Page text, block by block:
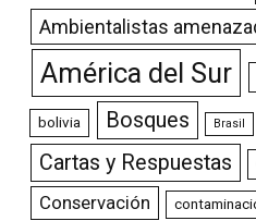
Ambientalistas
América del Sur
bolivia Bosques Brasil
Cartas y Respuestas
Conservación